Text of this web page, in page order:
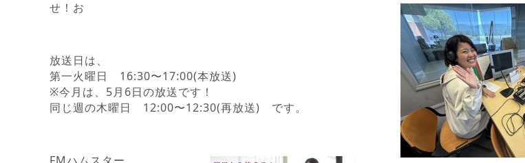
せ！お
放送日は、
第一火曜日 16:30〜17:00(本放送)
※今月は、5月6日の放送です！
同じ週の木曜日 12:00〜12:30(再放送) です。